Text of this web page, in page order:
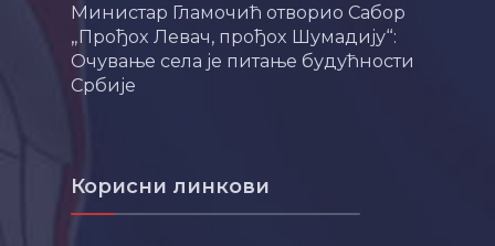
Министар Гламочић отворио Сабор
„Прођох Левач, прођох Шумадију“:
Очување села је питање будућности
Србије
Корисни линкови